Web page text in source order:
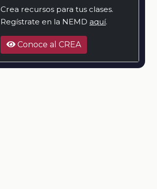
Crea recursos para tus clases.
Regístrate en la NEMD aquí.
Conoce al CREA